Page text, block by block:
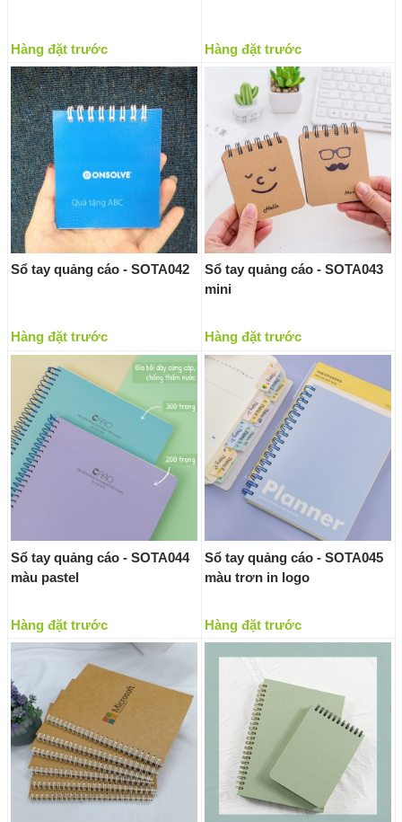
Hàng đặt trước Hàng đặt trước
Sổ tay quảng cáo - SOTA042
Hàng đặt trước
Sổ tay quảng cáo - SOTA043
mini
Hàng đặt trước
Sổ tay quảng cáo - SOTA044
màu pastel
Hàng đặt trước
Sổ tay quảng cáo - SOTA045
màu trơn in logo
Hàng đặt trước